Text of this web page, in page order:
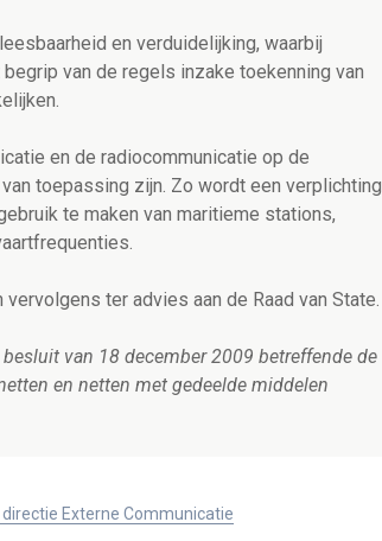
en verduidelijking, waarbij
van de regels inzake toekenning van
en de radiocommunicatie op de
toepassing zijn. Zo wordt een verplichting
te maken van maritieme stations,
ter advies aan de Raad van State.
van 18 december 2009 betreffende de
en netten met gedeelde middelen
Externe Communicatie